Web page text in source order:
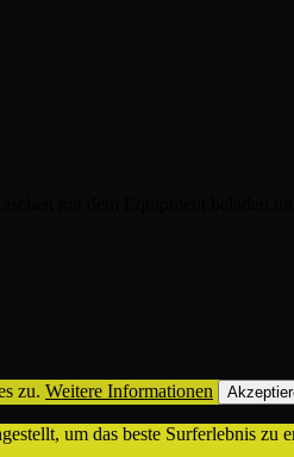
zu. Weitere Informationen
um das beste Surferlebnis